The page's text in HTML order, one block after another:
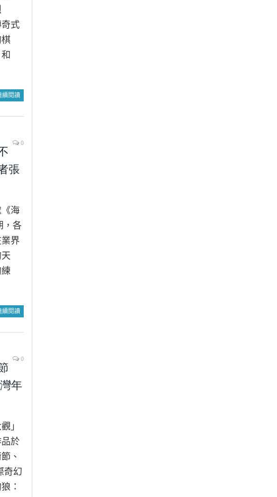
式
續閱讀
0
張
海
，各
界
續閱讀
0
年
」
於
、
奇幻
：